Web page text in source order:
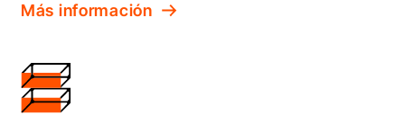
Más información